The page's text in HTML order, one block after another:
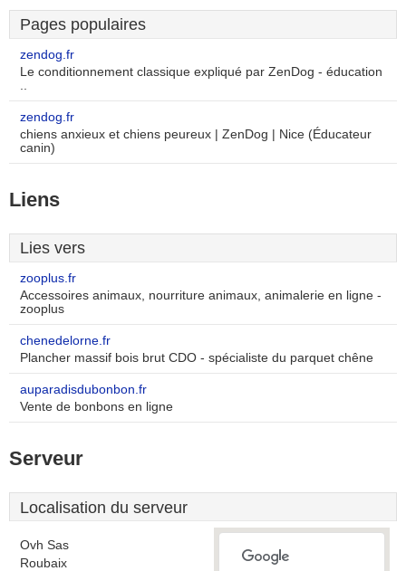
Pages populaires
zendog.fr
Le conditionnement classique expliqué par ZenDog - éducation
..
zendog.fr
chiens anxieux et chiens peureux | ZenDog | Nice (Éducateur
canin)
Liens
Lies vers
zooplus.fr
Accessoires animaux, nourriture animaux, animalerie en ligne -
zooplus
chenedelorne.fr
Plancher massif bois brut CDO - spécialiste du parquet chêne
auparadisdubonbon.fr
Vente de bonbons en ligne
Serveur
Localisation du serveur
Ovh Sas
Roubaix